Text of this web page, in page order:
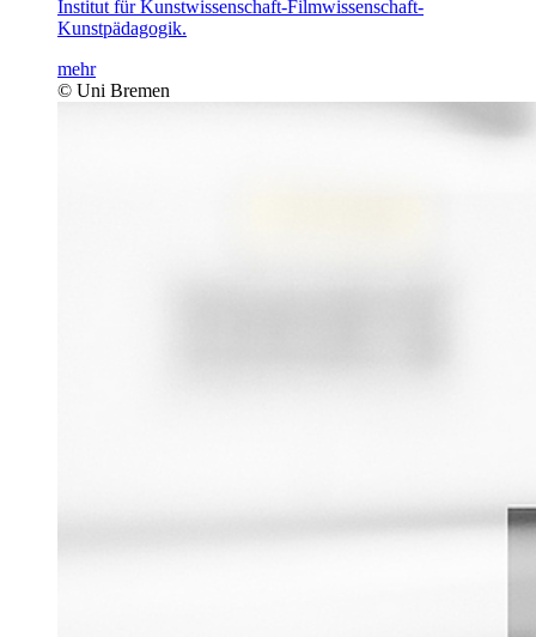
Institut für Kunstwissenschaft-Filmwissenschaft-
Kunstpädagogik.
mehr
© Uni Bremen